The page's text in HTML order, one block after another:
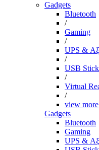
Gadgets
Bluetooth
/
Gaming
/
UPS &
/
USB
/
Virtual
/
view more
Gadgets
Bluetooth
Gaming
UPS &